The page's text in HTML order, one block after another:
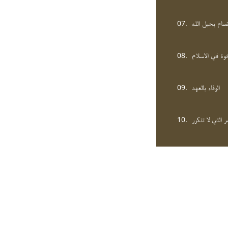
07. بحبل الله
08. في الاسلام
09. الوفاء بالعهد
10. لا تتكرر